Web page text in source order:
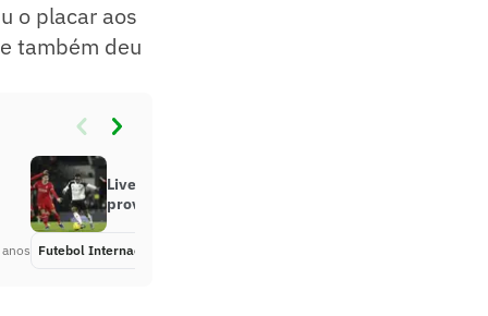
o placar aos
também deu
Liverpool x Fulham: onde assistir e
prováveis escalações
Futebol Internacional